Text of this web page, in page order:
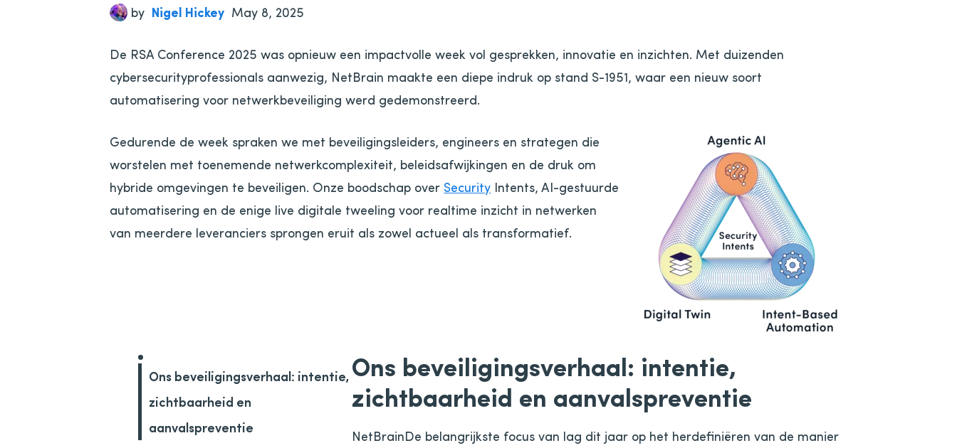
by Nigel Hickey May 8, 2025
De RSA Conference 2025 was opnieuw een impactvolle week vol gesprekken, innovatie en inzichten. Met duizenden
cybersecurityprofessionals aanwezig, NetBrain maakte een diepe indruk op stand S-1951, waar een nieuw soort
automatisering voor netwerkbeveiliging werd gedemonstreerd.
Gedurende de week spraken we met beveiligingsleiders, engineers en strategen die
worstelen met toenemende netwerkcomplexiteit, beleidsafwijkingen en de druk om
hybride omgevingen te beveiligen. Onze boodschap over Security Intents, AI-gestuurde
automatisering en de enige live digitale tweeling voor realtime inzicht in netwerken
van meerdere leveranciers sprongen eruit als zowel actueel als transformatief.
Ons beveiligingsverhaal: intentie,
zichtbaarheid en
aanvalspreventie
Ons beveiligingsverhaal: intentie,
zichtbaarheid en aanvalspreventie
NetBrainDe belangrijkste focus van lag dit jaar op het herdefiniëren van de manier